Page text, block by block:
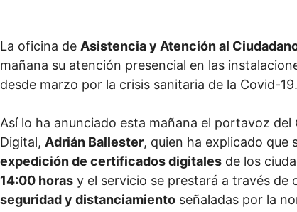
La oficina de Asistencia y Atención al
mañana su atención presencial en las
desde marzo por la crisis sanitaria de la Covid-19.
Así lo ha anunciado esta mañana el portavoz
Digital, Adrián Ballester, quien ha explicado que
expedición de certificados digitales de los
14:00 horas y el servicio se prestará a través de
seguridad y distanciamiento señaladas por la